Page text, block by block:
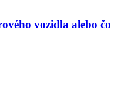
vozidla alebo čo